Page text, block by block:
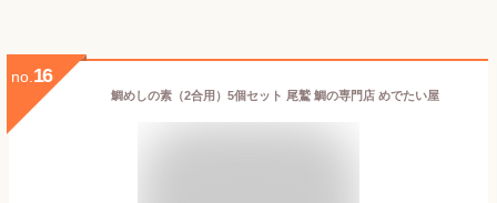
no. 16
鯛めしの素（2合用）5個セット 尾鷲 鯛の専門店 めでたい屋